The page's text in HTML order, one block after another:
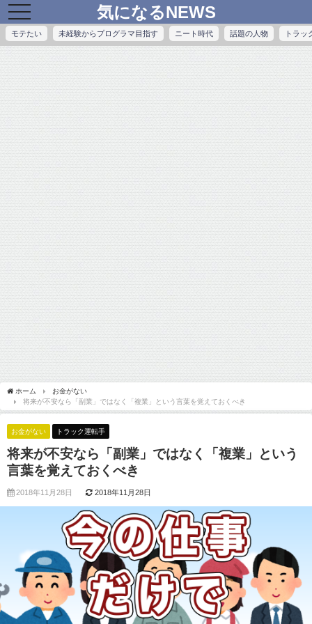
toggle
navigation
気になるNEWS
モテたい 未経験からプログラマ目指す ニート時代 話題の人物 トラッ
ホーム
お金がない
将来が不安なら「副業」ではなく「複業」という言葉を覚えておくべき
お金がない トラック運転手
将来が不安なら「副業」ではなく「複業」という
言葉を覚えておくべき
2018年11月28日 2018年11月28日